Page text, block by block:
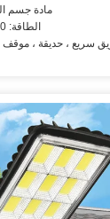
مادة جسم
الطاقة: 50 واط-400 واط
سريع ، حديقة ،